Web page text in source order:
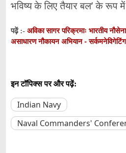
भविष्य के लिए तैयार बल’ के रूप
पढ़ें :- अविका सागर परिक्रमाः भारतीय
असाधारण नौकायन अभियान - सर्कमनेविगेटिंग
इन टॉपिक्स पर और पढ़ें:
Indian Navy
Naval Commanders'